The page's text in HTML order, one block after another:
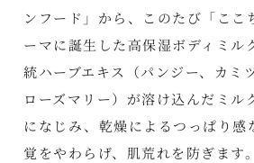
ンフード」から、このたび「ここ
ーマに誕生した高保湿ボディミル
統ハーブエキス（パンジー、カミ
ローズマリー）が溶け込んだミル
になじみ、乾燥によるつっぱり感
覚をやわらげ、肌荒れを防ぎます